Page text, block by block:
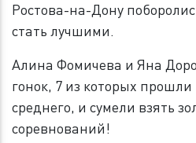
Ростова-на-Дону
стать лучшими.
Алина Фомичева и Яна
гонок, 7 из которых прошли
среднего, и сумели взять
соревнований!